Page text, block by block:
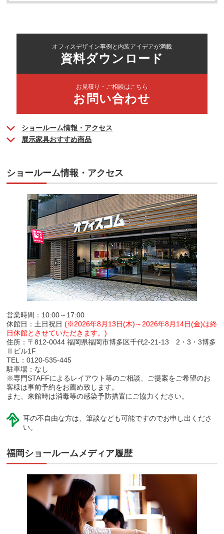
オフィスデザイン事例と内装アイデアが満載
資料ダウンロード
お見積り・ご相談はこちら
お問い合わせ
ショールーム情報・アクセス
展示家具おすすめ商品
ショールーム情報・アクセス
営業時間：10:00～17:00
休館日：土日祝日(※2026年8月13日(木)～2026年8月14日(金)は終
日休館とさせていただきます。)
住所：〒812-0044 福岡県福岡市博多区千代2-21-13 2・3・3博多
Ⅱビル1F
TEL：0120-535-445
駐車場：なし
※専門STAFFによるレイアウト等のご相談、ご提案をご希望のお
客様は事前予約をお薦め致します。
また、来館時は消毒等の感染予防措置にご協力ください。
耳の不自由な方は、筆談なども可能ですのでお申し出くださ
い。
福岡ショールームメディア履歴